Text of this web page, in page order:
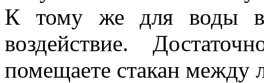
К тому же для воды
воздействие.
помещаете стакан между